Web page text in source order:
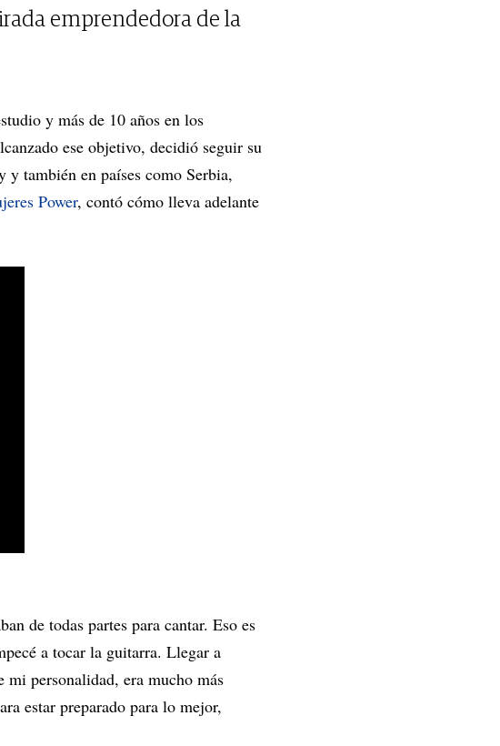
emprendedora de la
y más de 10 años en los
ese objetivo, decidió seguir su
y también en países como Serbia,
Power, contó cómo lleva adelante
de todas partes para cantar. Eso es
a tocar la guitarra. Llegar a
mi personalidad, era mucho más
estar preparado para lo mejor,